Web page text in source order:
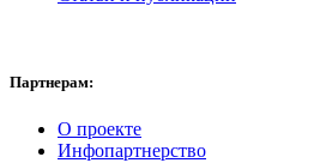
Партнерам:
О проекте
Инфопартнерство